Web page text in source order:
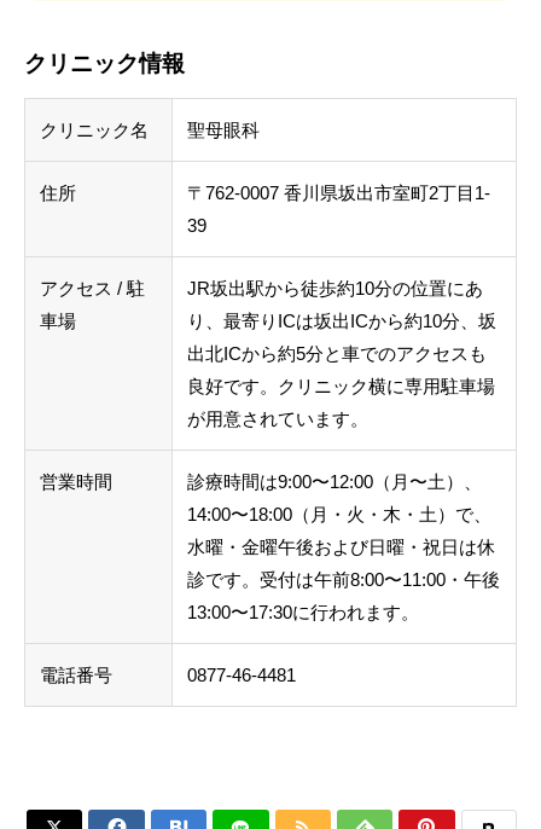
クリニック情報
クリニック名 聖母眼科
住所
〒762-0007 香川県坂出市室町2丁目1-
39
アクセス / 駐
車場
JR坂出駅から徒歩約10分の位置にあ
り、最寄りICは坂出ICから約10分、坂
出北ICから約5分と車でのアクセスも
良好です。クリニック横に専用駐車場
が用意されています。
営業時間
診療時間は9:00〜12:00（月〜土）、
14:00〜18:00（月・火・木・土）で、
水曜・金曜午後および日曜・祝日は休
診です。受付は午前8:00〜11:00・午後
13:00〜17:30に行われます。
電話番号 0877-46-4481